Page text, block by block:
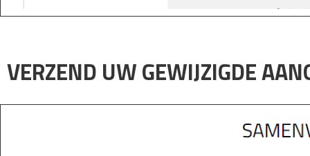
VERZEND UW GEWIJZIGDE